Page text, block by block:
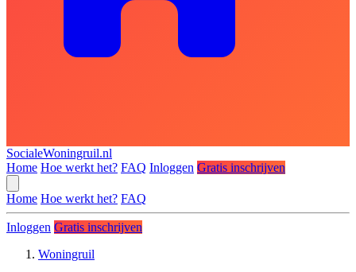
SocialeWoningruil.nl
Home Hoe werkt het? FAQ Inloggen Gratis inschrijven
Home Hoe werkt het? FAQ
Inloggen Gratis inschrijven
Woningruil